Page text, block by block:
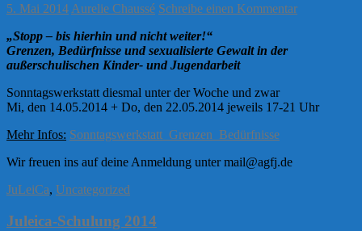
5. Mai 2014Aurelie Chaussé Schreibe einen Kommentar
„Stopp – bis hierhin und nicht weiter!“
Grenzen, Bedürfnisse und sexualisierte Gewalt in der
außerschulischen Kinder- und Jugendarbeit
Sonntagswerkstatt diesmal unter der Woche und zwar
Mi, den 14.05.2014 + Do, den 22.05.2014 jeweils 17-21 Uhr
Mehr Infos: Sonntagswerkstatt_Grenzen_Bedürfnisse
Wir freuen ins auf deine Anmeldung unter mail@agfj.de
JuLeiCa, Uncategorized
Juleica-Schulung 2014